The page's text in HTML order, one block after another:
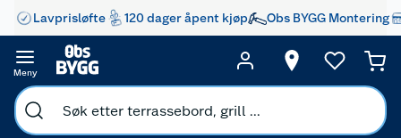
Lavprisløfte 120 dager åpent kjøp Obs BYGG Montering
Meny